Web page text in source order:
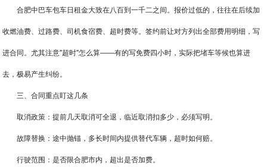
合肥中巴车包车日租金大致在八百到一千二之间。报价过低的，往往在后续加
收燃油费、过路费、司机食宿费、超时费等。签约前让对方列出全部费用明细，写
进合同。尤其注意"超时"怎么算——有的写免费四小时，实际把堵车等候也算进
去，极易产生纠纷。
三、合同重点盯这几条
取消政策：提前几天取消可全退，临近取消扣多少，必须写明。
故障替换：途中抛锚，多长时间内提供替代车辆，超时如何赔。
行驶范围：是否限合肥市内，超出是否加费。